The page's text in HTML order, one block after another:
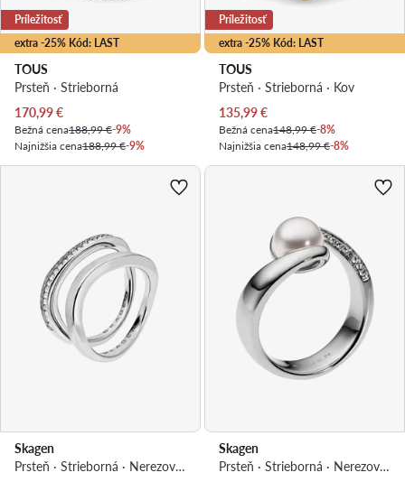
extra -25% Kód: LAST
Príležitosť
TOUS
Prsteň · Strieborná
Aktuálna cena
170,99€
Bežná cena188,99 €-9%
Najnižšia cena188,99 €-9%
extra -25% Kód: LAST
Príležitosť
TOUS
Prsteň · Strieborná · Kov
Aktuálna cena
135,99€
Bežná cena148,99 €-8%
Najnižšia cena148,99 €-8%
Skagen
Prsteň · Strieborná · Nerezová oceľ
Skagen
Prsteň · Strieborná · Nerezová oceľ